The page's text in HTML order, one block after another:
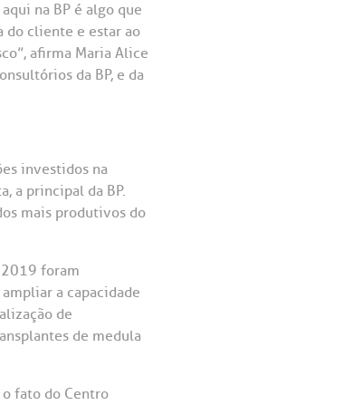
na BP é algo que
do cliente e estar ao
afirma Maria Alice
da BP, e da
investidos na
a principal da BP.
mais produtivos do
foram
a capacidade
de
de medula
fato do Centro